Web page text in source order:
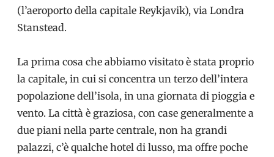
(l’aeroporto della capitale Reykjavik), via Londra
Stanstead.
La prima cosa che abbiamo visitato è stata proprio
la capitale, in cui si concentra un terzo dell’intera
popolazione dell’isola, in una giornata di pioggia e
vento. La città è graziosa, con case generalmente a
due piani nella parte centrale, non ha grandi
palazzi, c’è qualche hotel di lusso, ma offre poche